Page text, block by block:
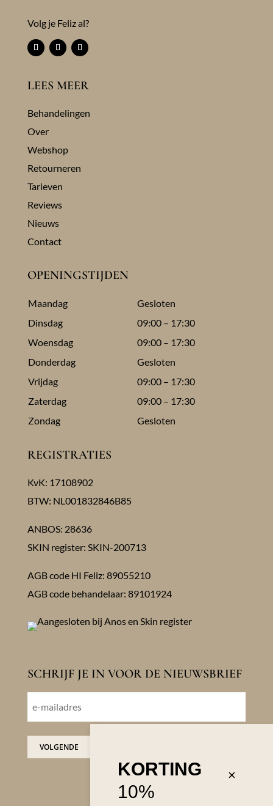
Volg je Feliz al?
LEES MEER
Behandelingen
Over
Webshop
Retourneren
Tarieven
Reviews
Nieuws
Contact
OPENINGSTIJDEN
Maandag
Gesloten
Dinsdag
09:00 – 17:30
Woensdag
09:00 – 17:30
Donderdag
Gesloten
Vrijdag
09:00 – 17:30
Zaterdag
09:00 – 17:30
Zondag
Gesloten
REGISTRATIES
KvK: 17108902
BTW: NL001832846B85
ANBOS: 28636
SKIN register: SKIN-200713
AGB code HI Feliz: 89055210
AGB code behandelaar: 89101924
SCHRIJF JE IN VOOR DE NIEUWSBRIEF
VOLGENDE
×
KORTING
10%